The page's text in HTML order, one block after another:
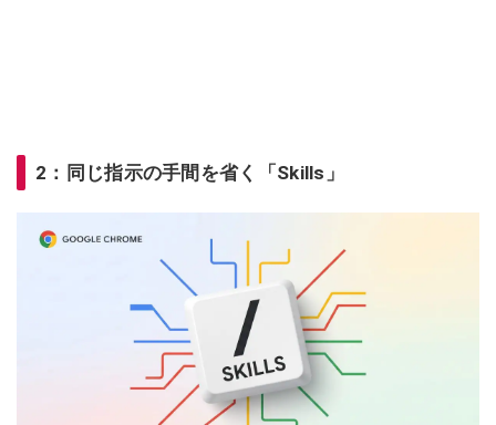
2：同じ指示の手間を省く「Skills」